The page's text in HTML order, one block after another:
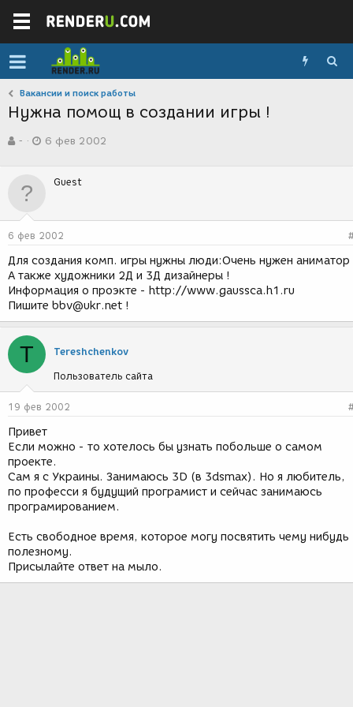
Вакансии и поиск работы
Нужна помощ в создании игры !
в
р
м
ы
-
а
д
н
и
я
6 фев 2002
Guest
6 фев 2002
Для создания комп. игры нужны люди:Очень нужен аниматор
А также художники 2Д и 3Д дизайнеры !
Информация о проэкте - http://www.gaussca.h1.ru
Пишите bbv@ukr.net !
T Tereshchenkov
Пользователь сайта
19 фев 2002
Привет
Если можно - то хотелось бы узнать побольше о самом
проекте.
Сам я с Украины. Занимаюсь 3D (в 3dsmax). Но я любитель,
по професси я будущий програмист и сейчас занимаюсь
програмированием.
Есть свободное время, которое могу посвятить чему нибудь
полезному.
Присылайте ответ на мыло.